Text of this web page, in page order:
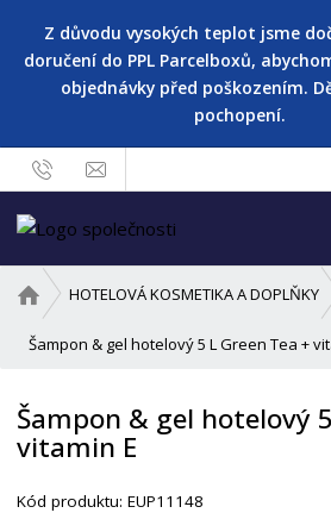
Z důvodu vysokých teplot jsme
doručení do PPL Parcelboxů,
objednávky před poškozením.
pochopení.
v
o
í
s
r
HOTELOVÁ KOSMETIKA A DOPLŇKY
Šampon & gel hotelový 5 L Green Tea +
Šampon & gel hotelový
vitamin E
Kód produktu:EUP11148